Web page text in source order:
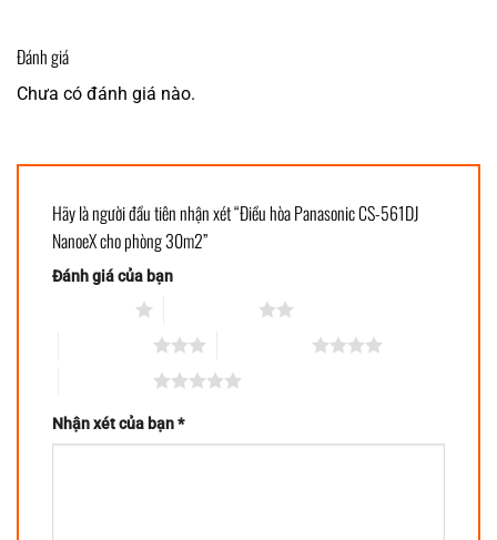
Đánh giá
Chưa có đánh giá nào.
Hãy là người đầu tiên nhận xét “Điều hòa Panasonic CS-561DJ
NanoeX cho phòng 30m2”
Đánh giá của bạn
Nhận xét của bạn*